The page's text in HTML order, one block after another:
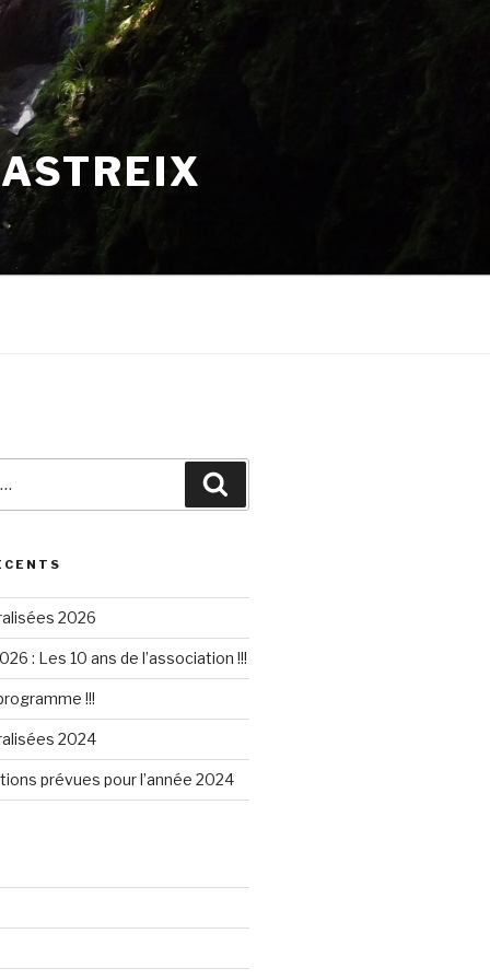
2026
: Les 10 ans de l’association !!!
!!!
2024
prévues pour l’année 2024